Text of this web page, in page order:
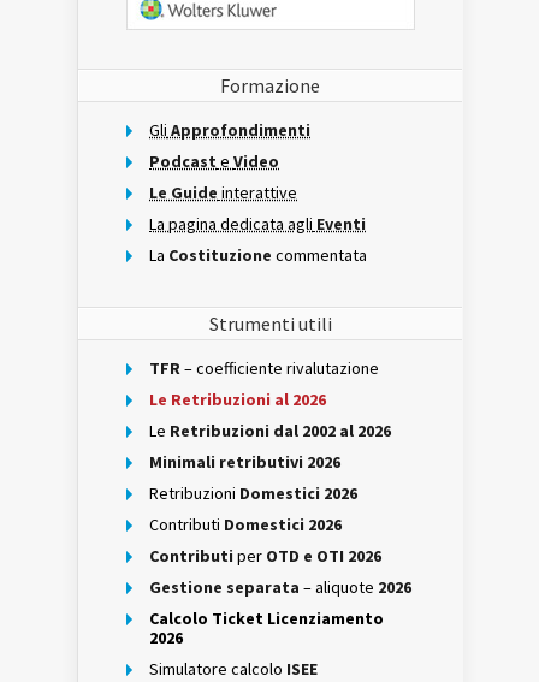
Formazione
Gli Approfondimenti
Podcast e Video
Le Guide interattive
La pagina dedicata agli Eventi
La Costituzione commentata
Strumenti utili
TFR– coefficiente rivalutazione
Le Retribuzioni al 2026
Le Retribuzioni dal 2002 al 2026
Minimali retributivi 2026
Retribuzioni Domestici 2026
Contributi Domestici 2026
Contributi per OTD e OTI 2026
Gestione separata – aliquote 2026
Calcolo Ticket Licenziamento
2026
Simulatore calcolo ISEE